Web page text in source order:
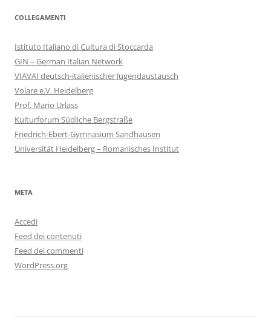
COLLEGAMENTI
Istituto Italiano di Cultura di Stoccarda
GIN – German Italian Network
VIAVAI deutsch-italienischer Jugendaustausch
Volare e.V. Heidelberg
Prof. Mario Urlass
Kulturforum Südliche Bergstraße
Friedrich-Ebert-Gymnasium Sandhausen
Universität Heidelberg – Romanisches Institut
META
Accedi
Feed dei contenuti
Feed dei commenti
WordPress.org